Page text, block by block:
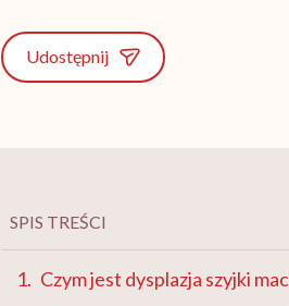
Udostępnij
SPIS TREŚCI
Czym jest dysplazja szyjki